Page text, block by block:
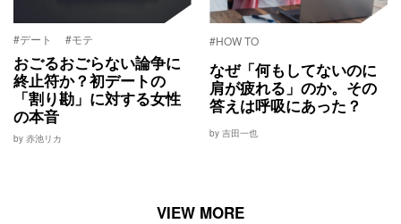
#デート #モテ
おごるおごらない論争に
終止符か？初デートの
「割り勘」に対する女性
の本音
by 赤池リカ
#HOW TO
なぜ「何もしてないのに
肩が疲れる」のか。その
答えは呼吸にあった？
by 吉田一也
VIEW MORE